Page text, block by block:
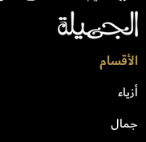
الأقسام
أزياء
جمال